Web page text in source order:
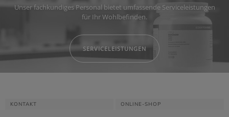
Unser fachkundiges Personal bietet umfassende Serviceleistungen
für Ihr Wohlbefinden.
SERVICELEISTUNGEN
KONTAKT ONLINE-SHOP